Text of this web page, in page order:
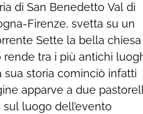
di San Benedetto Val di
Firenze, svetta su un
Sette la bella chiesa
rende tra i più antichi
sua storia cominciò infatti
apparve a due
luogo dell’evento
i fedeli ad ampliare il
oltre a un buon numero di
pregio, è presente un
Orsi di Bologna inserito
artigiani locali. La Facciata
dell’architetto
mondiale. Il Santuario